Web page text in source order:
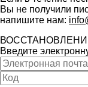
Вы не получили
напишите нам:
Введите